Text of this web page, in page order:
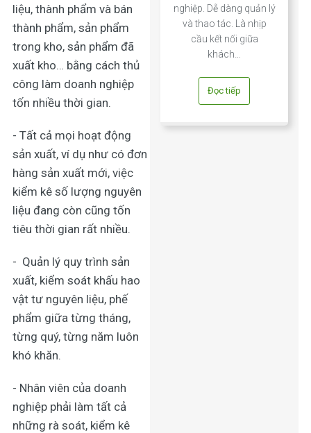
liệu, thành phẩm và bán
thành phẩm, sản phẩm
trong kho, sản phẩm đã
xuất kho… bằng cách thủ
công làm doanh nghiệp
tốn nhiều thời gian.
- Tất cả mọi hoạt động
sản xuất, ví dụ như có đơn
hàng sản xuất mới, việc
kiểm kê số lượng nguyên
liệu đang còn cũng tốn
tiêu thời gian rất nhiều.
- Quản lý quy trình sản
xuất, kiểm soát khấu hao
vật tư nguyên liệu, phế
phẩm giữa từng tháng,
từng quý, từng năm luôn
khó khăn.
- Nhân viên của doanh
nghiệp phải làm tất cả
những rà soát, kiểm kê
nghiệp. Dễ dàng quản lý
và thao tác. Là nhịp
cầu kết nối giữa
khách…
Đọc tiếp